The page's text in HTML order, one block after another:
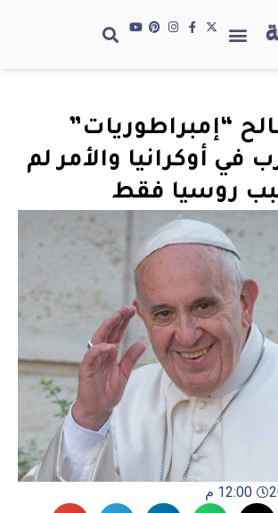
“إمبراطوريات”
في أوكرانيا والأمر لم
روسيا فقط
12:00 م